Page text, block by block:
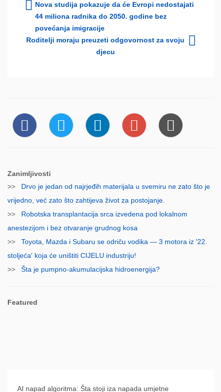
Nova studija pokazuje da će Evropi nedostajati
44 miliona radnika do 2050. godine bez
povećanja imigracije
Roditelji moraju preuzeti odgovornost za svoju
djecu
Zanimljivosti
>> Drvo je jedan od najrjeđih materijala u svemiru ne zato što je
vrijedno, već zato što zahtijeva život za postojanje.
>> Robotska transplantacija srca izvedena pod lokalnom
anestezijom i bez otvaranje grudnog kosa
>> Toyota, Mazda i Subaru se odriču vodika — 3 motora iz '22.
stoljeća' koja će uništiti CIJELU industriju!
>> Šta je pumpno-akumulacijska hidroenergija?
Featured
AI napad algoritma: Šta stoji iza napada umjetne